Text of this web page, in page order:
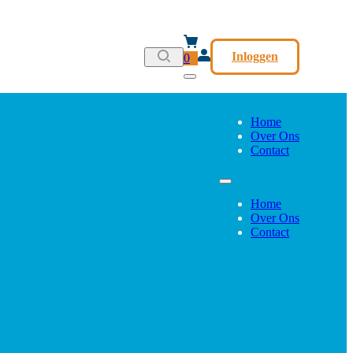
0 Inloggen
Home
Over Ons
Contact
Home
Over Ons
Contact